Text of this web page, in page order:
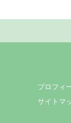
プロフィ
サイトマ